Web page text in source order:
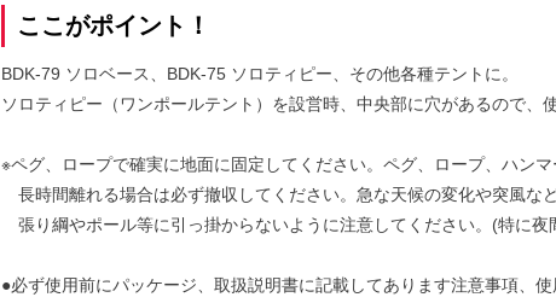
ここがポイント！
BDK-79 ソロベース、BDK-75 ソロティピー、その他各種テントに。
ソロティピー（ワンポールテント）を設営時、中央部に穴があるので、
※ペグ、ロープで確実に地面に固定してください。ペグ、ロープ、ハン
長時間離れる場合は必ず撤収してください。急な天候の変化や突風な
張り綱やポール等に引っ掛からないように注意してください。(特に夜
●必ず使用前にパッケージ、取扱説明書に記載してあります注意事項、